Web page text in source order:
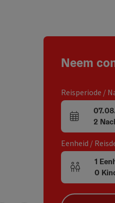
Neem
Reisperiode /
Velden voor
2
Eenheid /
Aantal
1
0